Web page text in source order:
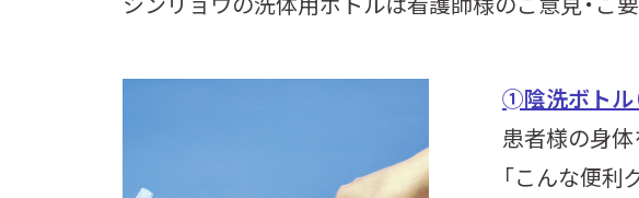
➀陰洗ボトル
患者様の身
「こんな便利